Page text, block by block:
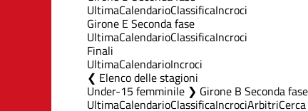
UltimaCalendarioClassificaIncroci
Girone E Seconda fase
UltimaCalendarioClassificaIncroci
Finali
UltimaCalendarioIncroci
Elenco delle stagioni
Under-15 femminile ❯ Girone B Seconda fase
UltimaCalendarioClassificaIncrociArbitriCerca